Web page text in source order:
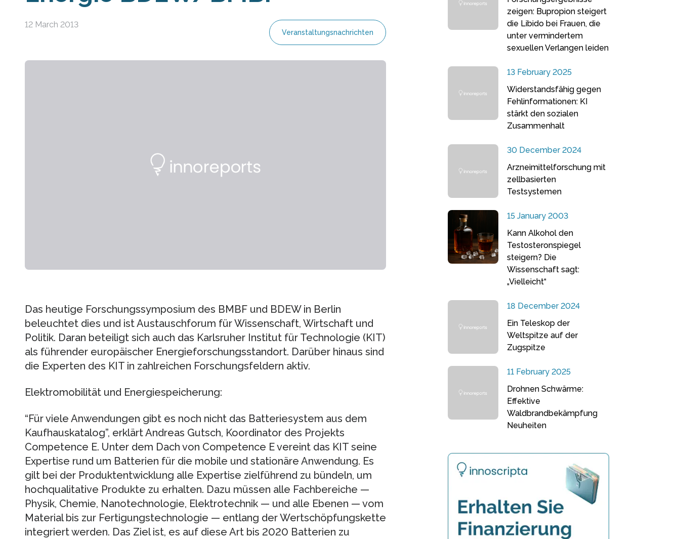
12 March 2013
Veranstaltungsnachrichten
Das heutige Forschungssymposium des BMBF und BDEW in Berlin
beleuchtet dies und ist Austauschforum für Wissenschaft, Wirtschaft und
Politik. Daran beteiligt sich auch das Karlsruher Institut für Technologie (KIT)
als führender europäischer Energieforschungsstandort. Darüber hinaus sind
die Experten des KIT in zahlreichen Forschungsfeldern aktiv.
Elektromobilität und Energiespeicherung:
“Für viele Anwendungen gibt es noch nicht das Batteriesystem aus dem
Kaufhauskatalog”, erklärt Andreas Gutsch, Koordinator des Projekts
Competence E. Unter dem Dach von Competence E vereint das KIT seine
Expertise rund um Batterien für die mobile und stationäre Anwendung. Es
gilt bei der Produktentwicklung alle Expertise zielführend zu bündeln, um
hochqualitative Produkte zu erhalten. Dazu müssen alle Fachbereiche —
Physik, Chemie, Nanotechnologie, Elektrotechnik — und alle Ebenen — vom
Material bis zur Fertigungstechnologie — entlang der Wertschöpfungskette
integriert werden. Das Ziel ist, es auf diese Art bis 2020 Batterien zu
zeigen: Bupropion steigert
die Libido bei Frauen, die
unter vermindertem
sexuellen Verlangen leiden
13 February 2025
Widerstandsfähig gegen
Fehlinformationen: KI
stärkt den sozialen
Zusammenhalt
30 December 2024
Arzneimittelforschung mit
zellbasierten
Testsystemen
15 January 2003
Kann Alkohol den
Testosteronspiegel
steigern? Die
Wissenschaft sagt:
„Vielleicht“
18 December 2024
Ein Teleskop der
Weltspitze auf der
Zugspitze
11 February 2025
Drohnen Schwärme:
Effektive
Waldbrandbekämpfung
Neuheiten